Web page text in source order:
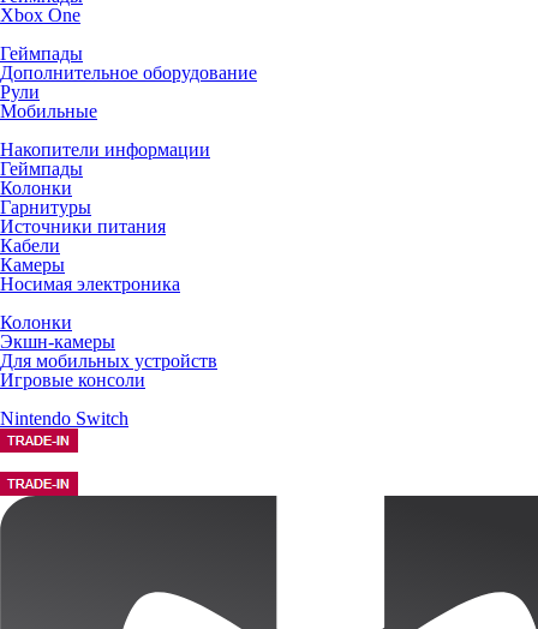
Xbox One
Геймпады
Дополнительное оборудование
Рули
Мобильные
Накопители информации
Геймпады
Колонки
Гарнитуры
Источники питания
Кабели
Камеры
Носимая электроника
Колонки
Экшн-камеры
Для мобильных устройств
Игровые консоли
Nintendo Switch